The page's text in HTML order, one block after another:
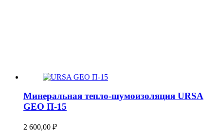
Минеральная тепло-шумоизоляция URSA
GEO П-15
2 600,00 ₽